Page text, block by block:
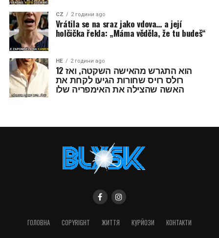
CZ 2 години ago
Vrátila se na sraz jako vdova… a její
holčička řekla: „Máma věděla, že tu budeš“
HE 2 години ago
הוא התגרש מהאישה השקטה, ואז 12
רולס רויס שחורות הגיעו לקחת את
האשה שהצילה את האימפריה שלו
ГОЛОВНА COPYRIGHT ЖИТТЯ КУРЙОЗИ КОНТАКТИ